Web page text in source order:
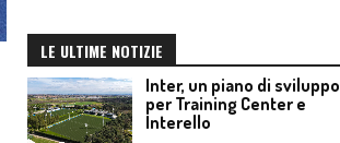
LE ULTIME NOTIZIE
Inter, un piano di sviluppo
per Training Center e
Interello